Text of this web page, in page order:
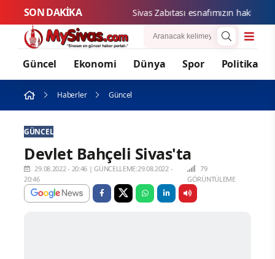
SON DAKİKA Sivas
Güncel Ekonomi Dünya Spor Politika
Haberler Güncel
GÜNCEL
Devlet Bahçeli Sivas'ta
29.08.2022 - 20:46 |GÜNCELLEME:29.08.2022 -
20:46
79
GÖRÜNTÜLEME